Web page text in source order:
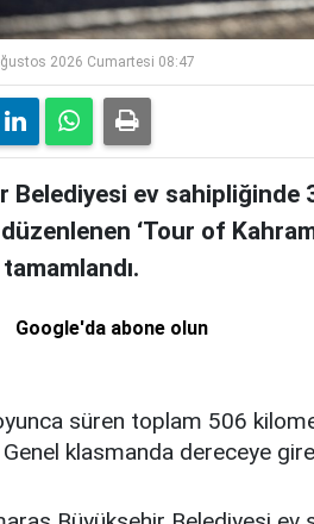
2026 Cumartesi 08:47
Belediyesi ev
düzenlenen ‘Tour of
Google'da abone olun
süren toplam 506
klasmanda dereceye